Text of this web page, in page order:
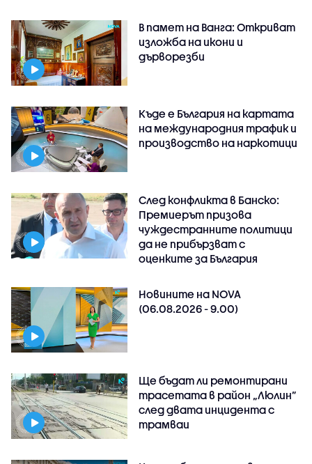
В памет на Ванга: Откриват
изложба на икони и
дърворезби
Къде е България на картата
на международния трафик и
производство на наркотици
След конфликта в Банско:
Премиерът призова
чуждестранните политици
да не прибързват с
оценките за България
Новините на NOVA
(06.08.2026 - 9.00)
Ще бъдат ли ремонтирани
трасетата в район „Люлин”
след двата инцидента с
трамваи